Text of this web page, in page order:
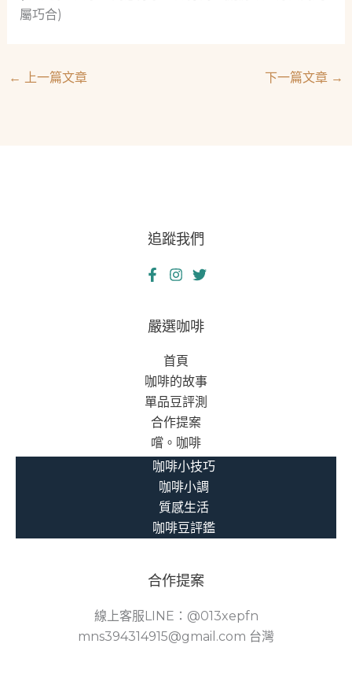
屬巧合)
← 上一篇文章 下一篇文章 →
追蹤我們
嚴選咖啡
首頁
咖啡的故事
單品豆評測
合作提案
嚐。咖啡
咖啡小技巧
咖啡小調
質感生活
咖啡豆評鑑
合作提案
線上客服LINE：@013xepfn
mns394314915@gmail.com 台灣